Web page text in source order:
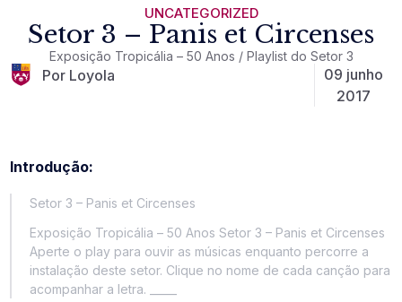
UNCATEGORIZED
Setor 3 – Panis et Circenses
Exposição Tropicália – 50 Anos / Playlist do Setor 3
Por Loyola
09 junho
2017
Introdução:
Setor 3 – Panis et Circenses
Exposição Tropicália – 50 Anos Setor 3 – Panis et Circenses
Aperte o play para ouvir as músicas enquanto percorre a
instalação deste setor. Clique no nome de cada canção para
acompanhar a letra. _____